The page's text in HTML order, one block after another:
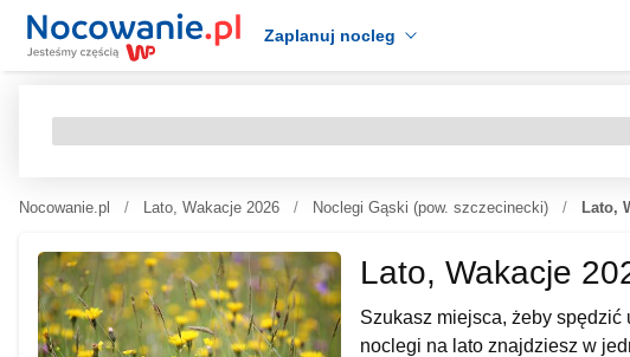
Zaplanuj nocleg
Nocowanie.pl Lato, Wakacje 2026 Noclegi Gąski (pow. szczecinecki) Lato,
Lato, Wakacje
Szukasz miejsca, żeby spędzić
noclegi na lato znajdziesz w